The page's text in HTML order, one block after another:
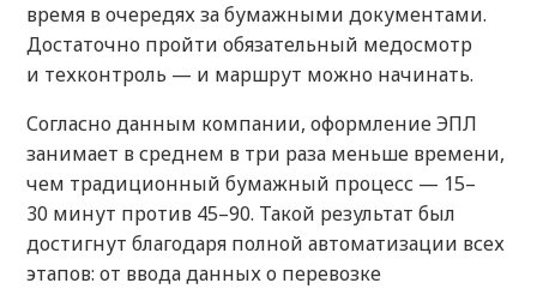
время в очередях за бумажными документами.
Достаточно пройти обязательный медосмотр
и техконтроль — и маршрут можно начинать.
Согласно данным компании, оформление ЭПЛ
занимает в среднем в три раза меньше времени,
чем традиционный бумажный процесс — 15–
30 минут против 45–90. Такой результат был
достигнут благодаря полной автоматизации всех
этапов: от ввода данных о перевозке